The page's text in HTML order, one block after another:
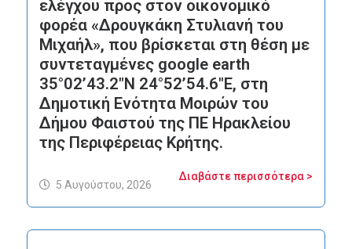
ελέγχου προς στον οικονομικό
φορέα «Δρουγκάκη Στυλιανή του
Μιχαήλ», που βρίσκεται στη θέση με
συντεταγμένες google earth
35°02’43.2″N 24°52’54.6″E, στη
Δημοτική Ενότητα Μοιρών του
Δήμου Φαιστού της ΠΕ Ηρακλείου
της Περιφέρειας Κρήτης.
Διαβάστε περισσότερα >
5 Αυγούστου, 2026